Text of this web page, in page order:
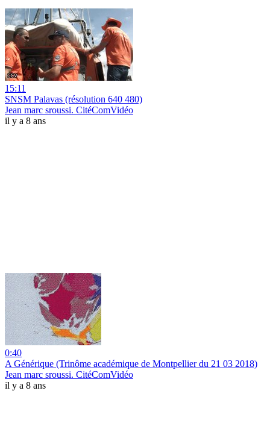
15:11
SNSM Palavas (résolution 640 480)
Jean marc sroussi. CitéComVidéo
il y a 8 ans
0:40
A Générique (Trinôme académique de Montpellier du 21 03 2018)
Jean marc sroussi. CitéComVidéo
il y a 8 ans